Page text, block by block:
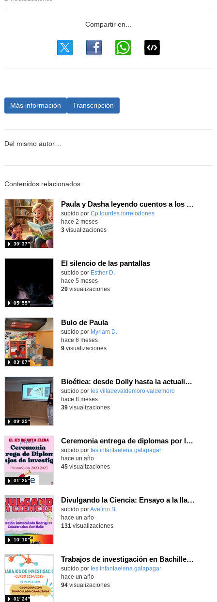
Más información Transcripción
Del mismo autor…
Contenidos relacionados:
Paula y Dasha leyendo cuentos a los guapos y guapas de infantil :). Curso 2025/2026
Contenido educativo.
subido por Cp lourdes torrelodones
30′ 37″
-
hace 2 meses
3visualizaciones
El silencio de las pantallas
Contenido educativo.
subido por Esther D.
05′ 55″
hace 5 meses
29visualizaciones
Bulo de Paula
subido por Myriam D.
03′ 07″
hace 6 meses
9visualizaciones
Bioética: desde Dolly hasta la actualidad
Contenido educativo.
subido por Ies villadevaldemoro valdemoro
09′ 25″
-
hace 8 meses
39visualizaciones
Ceremonia entrega de diplomas por los Trabajos de investigación en Bachillerato 2023-2024
subido por Ies infantaelena galapagar
01′ 25″
-
hace un año
45visualizaciones
Divulgando la Ciencia: Ensayo a la llama.Un espectáculo de colores
subido porAvelino B.
10′ 10″
hace un año
131 visualizaciones
Trabajos de investigación en Bachillerato 2024-25
subido por Ies infantaelena galapagar
01′ 24″
-
hace un año
94visualizaciones